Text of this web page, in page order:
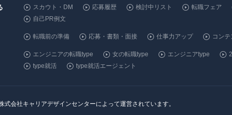
スカウト・DM 応募履歴 検討中リスト 転職フェア
自己PR例文
転職前の準備 応募・書類・面接 仕事力アップ コン
エンジニアの転職type 女の転職type エンジニアtype
type就活
type就活エージェント
式会社キャリアデザインセンターによって運営されています。